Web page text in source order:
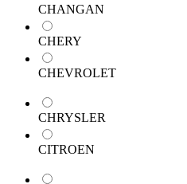
CHANGAN
CHERY
CHEVROLET
CHRYSLER
CITROEN